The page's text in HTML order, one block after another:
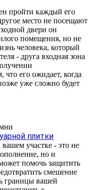
пройти каждый его
место не посещают
двери он
помещения, но не
человека, который
- друга входная зона
что его ожидает, когда
уже сложно будет
плитки
участке - это не
но и
помочь защитить
смешение
границы вашей